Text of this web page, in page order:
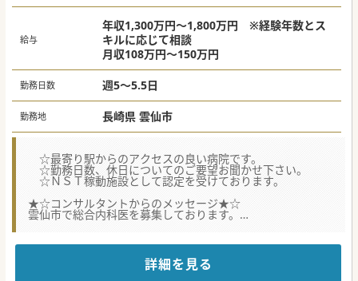
給与
年収1,300万円～1,800万円 ※経験年数とス
キルに応じて相談
月収108万円～150万円
勤務日数 週5～5.5日
勤務地 長崎県 雲仙市
☆最寄り駅からのアクセスの良い病院です。
☆勤務日数、休日についてのご要望お聞かせ下さい。
☆ＮＳＴ稼動施設として認定を受けております。
★☆コンサルタントからのメッセージ★☆
雲仙市で総合内科医を募集しております。
専門性を持たせた質の高い医療を提供すべく日々診療を行っ
より良い環境の提供のため新病院の建設にも着手しておりま
地域医療に興味のある先生のご応募をお待ちしております。
詳細を見る